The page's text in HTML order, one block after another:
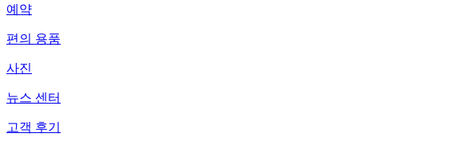
예약
편의 용품
사진
뉴스 센터
고객 후기